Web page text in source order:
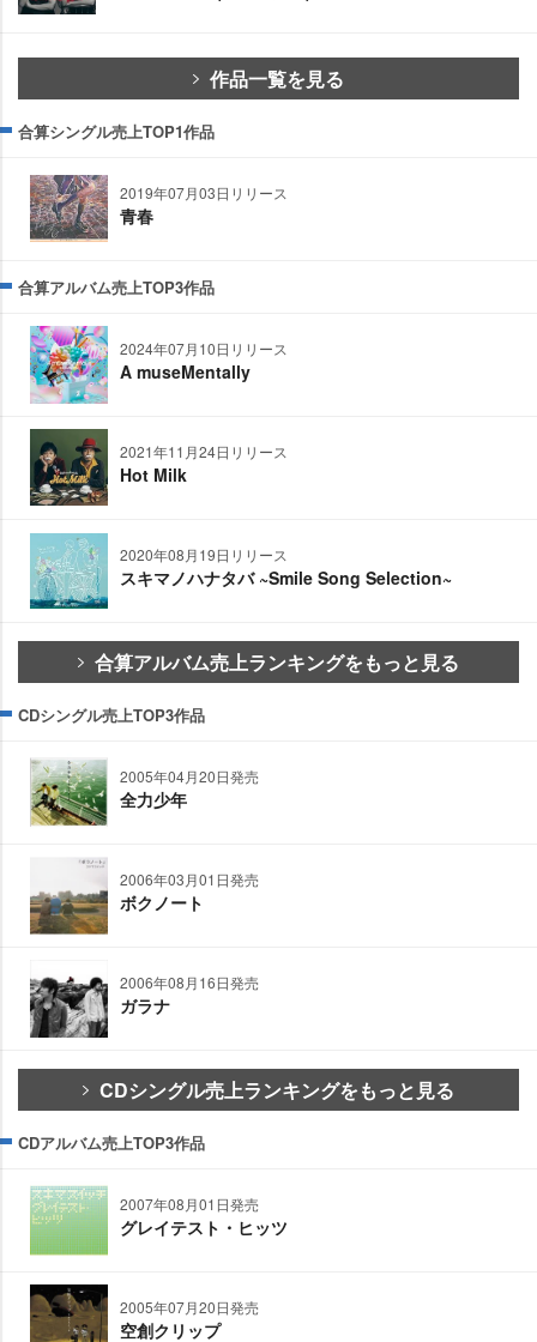
作品一覧を見る
合算シングル売上TOP1作品
2019年07月03日リリース
青春
合算アルバム売上TOP3作品
2024年07月10日リリース
A museMentally
2021年11月24日リリース
Hot Milk
2020年08月19日リリース
スキマノハナタバ ~Smile Song Selection~
合算アルバム売上ランキングをもっと見る
CDシングル売上TOP3作品
2005年04月20日発売
全力少年
2006年03月01日発売
ボクノート
2006年08月16日発売
ガラナ
CDシングル売上ランキングをもっと見る
CDアルバム売上TOP3作品
2007年08月01日発売
グレイテスト・ヒッツ
2005年07月20日発売
空創クリップ